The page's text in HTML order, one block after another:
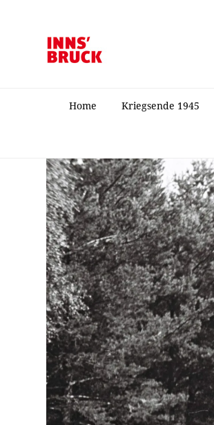
Home Kriegsende 1945